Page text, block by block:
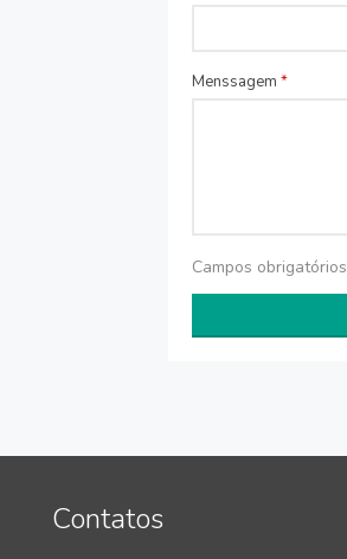
Menssagem *
Campos obrigatórios
Contatos